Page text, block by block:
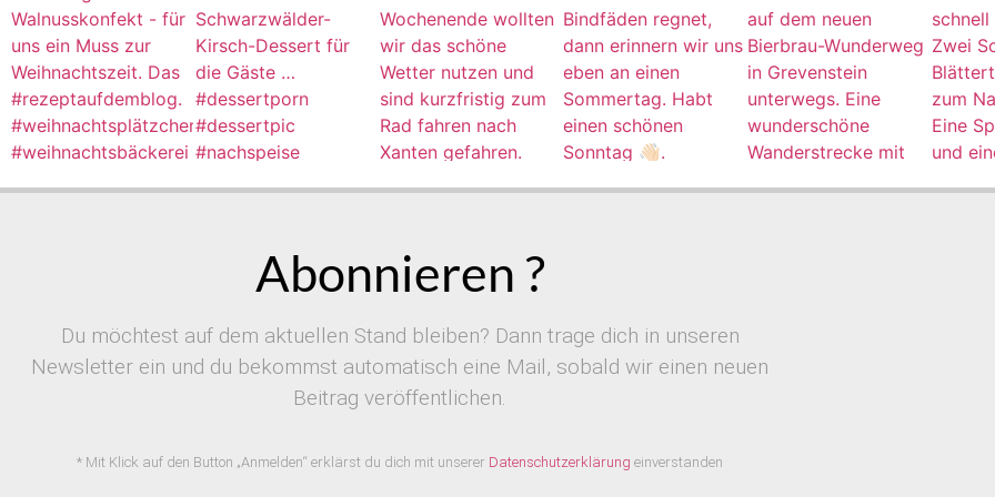
Abonnieren ?
Du möchtest auf dem aktuellen Stand bleiben? Dann trage dich in unseren
Newsletter ein und du bekommst automatisch eine Mail, sobald wir einen neuen
Beitrag veröffentlichen.
* Mit Klick auf den Button „Anmelden“ erklärst du dich mit unserer Datenschutzerklärung einverstanden